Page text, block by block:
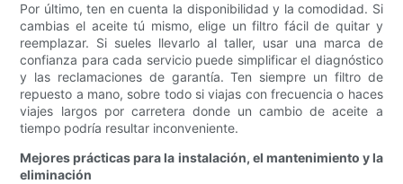
Por último, ten en cuenta la disponibilidad y la comodidad. Si
cambias el aceite tú mismo, elige un filtro fácil de quitar y
reemplazar. Si sueles llevarlo al taller, usar una marca de
confianza para cada servicio puede simplificar el diagnóstico
y las reclamaciones de garantía. Ten siempre un filtro de
repuesto a mano, sobre todo si viajas con frecuencia o haces
viajes largos por carretera donde un cambio de aceite a
tiempo podría resultar inconveniente.
Mejores prácticas para la instalación, el mantenimiento y la
eliminación